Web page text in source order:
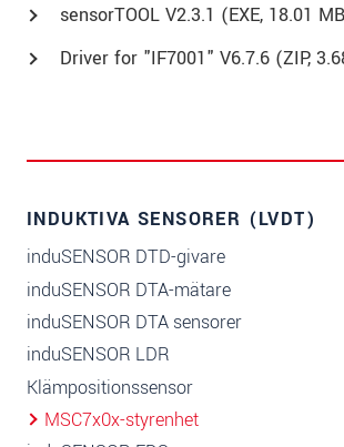
sensorTOOL V2.3.1 (EXE, 18.01
Driver for "IF7001" V6.7.6 (ZIP,
INDUKTIVA SENSORER (LVDT)
induSENSOR DTD-givare
induSENSOR DTA-mätare
induSENSOR DTA sensorer
induSENSOR LDR
Klämpositionssensor
MSC7x0x-styrenhet